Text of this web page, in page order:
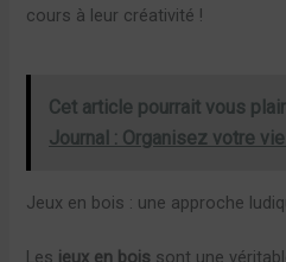
cours à leur créativité !
Cet article pourrait vous
Journal : Organisez votre
Jeux en bois : une approche
Les jeux en bois sont une